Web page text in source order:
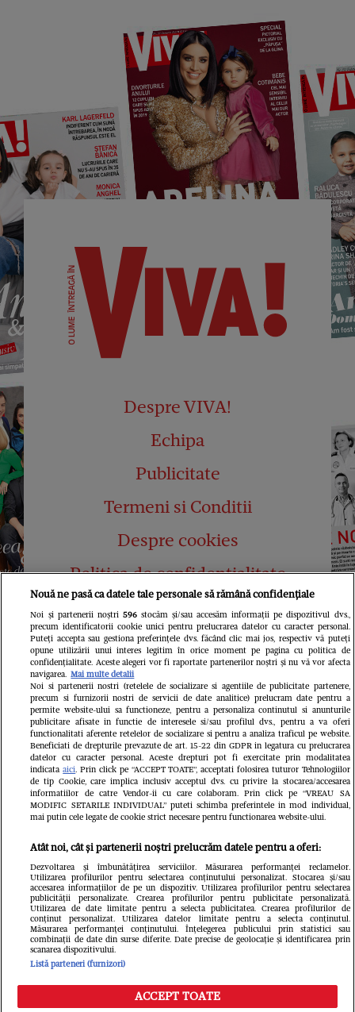
Despre VIVA!
Echipa
Publicitate
Termeni si Conditii
Despre cookies
Politica de confidențialitate
Abonamente
Contact
Pariază responsabil! Decizia ONJN nr.
821/25.09.2025.
Jocurile de noroc sunt interzise minorilor.
LINKS
Copyright 2026 Ringier Romania – Toate
Drepturile rezervate
Meniu Caută
Nouă ne pasă ca datele tale personale să rămână confidențiale
Noi și partenerii noștri 596stocăm și/sau accesăm informații pe dispozitivul dvs.,
precum identificatorii cookie unici pentru prelucrarea datelor cu caracter personal.
Puteți accepta sau gestiona preferințele dvs. făcând clic mai jos, respectiv vă puteți
opune utilizării unui interes legitim în orice moment pe pagina cu politica de
confidențialitate. Aceste alegeri vor fi raportate partenerilor noștri și nu vă vor afecta
navigarea. Mai multe detalii
Noi si partenerii nostri (retelele de socializare si agentiile de publicitate partenere,
precum si furnizorii nostri de servicii de date analitice) prelucram date pentru a
permite website-ului sa functioneze, pentru a personaliza continutul si anunturile
publicitare afisate in functie de interesele si/sau profilul dvs., pentru a va oferi
functionalitati aferente retelelor de socializare si pentru a analiza traficul pe website.
Beneficiati de drepturile prevazute de art. 15-22 din GDPR in legatura cu prelucrarea
datelor cu caracter personal. Aceste drepturi pot fi exercitate prin modalitatea
indicataaici. Prin click pe “ACCEPT TOATE”, acceptati folosirea tuturor Tehnologiilor
de tip Cookie, care implica inclusiv acceptul dvs. cu privire la stocarea/accesarea
informatiilor de catre Vendor-ii cu care colaboram. Prin click pe “VREAU SA
MODIFIC SETARILE INDIVIDUAL” puteti schimba preferintele in mod individual,
mai putin cele legate de cookie strict necesare pentru functionarea website-ului.
Atât noi, cât și partenerii noștri prelucrăm datele pentru a oferi:
Dezvoltarea și îmbunătățirea serviciilor. Măsurarea performanței reclamelor.
Utilizarea profilurilor pentru selectarea conținutului personalizat. Stocarea și/sau
accesarea informațiilor de pe un dispozitiv. Utilizarea profilurilor pentru selectarea
publicității personalizate. Crearea profilurilor pentru publicitate personalizată.
Utilizarea de date limitate pentru a selecta publicitatea. Crearea profilurilor de
conținut personalizat. Utilizarea datelor limitate pentru a selecta conținutul.
Măsurarea performanței conținutului. Înțelegerea publicului prin statistici sau
combinații de date din surse diferite. Date precise de geolocație și identificarea prin
scanarea dispozitivului.
Listă parteneri (furnizori)
ACCEPT TOATE